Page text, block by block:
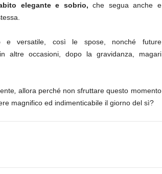
elegante e sobrio, che segua anche e
e versatile, così le spose, nonché future
altre occasioni, dopo la gravidanza, magari
, allora perché non sfruttare questo momento
magnifico ed indimenticabile il giorno del sì?